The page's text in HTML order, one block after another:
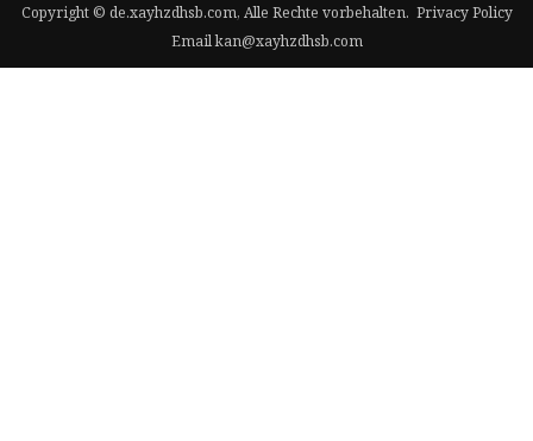
Copyright © de.xayhzdhsb.com, Alle Rechte vorbehalten. Privacy Policy
Emailkan@xayhzdhsb.com